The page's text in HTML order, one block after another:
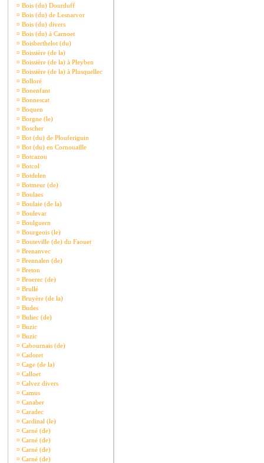
¤ Bois (du) Dourduff
¤ Bois (du) de Lesnarvor
¤ Bois (du) divers
¤ Bois (du) à Carnoet
¤ Boisberthelot (du)
¤ Boissière (de la)
¤ Boissière (de la) à Pleyben
¤ Boissière (de la) à Plusquellec
¤ Bolloré
¤ Bonenfant
¤ Bonnescat
¤ Boquen
¤ Borgne (le)
¤ Boscher
¤ Bot (du) de Plouferiguin
¤ Bot (du) en Cornouaille
¤ Botcazou
¤ Botcol
¤ Botdelen
¤ Botmeur (de)
¤ Boulaes
¤ Boulaie (de la)
¤ Boulevar
¤ Boulguern
¤ Bourgeois (le)
¤ Bouteville (de) du Faouet
¤ Brenanvec
¤ Brennalen (de)
¤ Breton
¤ Broerec (de)
¤ Brullé
¤ Bruyère (de la)
¤ Budes
¤ Buliec (de)
¤ Buzic
¤ Buzic
¤ Cabournais (de)
¤ Cadoret
¤ Cage (de la)
¤ Calloet
¤ Calvez divers
¤ Camus
¤ Canaber
¤ Caradec
¤ Cardinal (le)
¤ Carné (de)
¤ Carné (de)
¤ Carné (de)
¤ Carné (de)